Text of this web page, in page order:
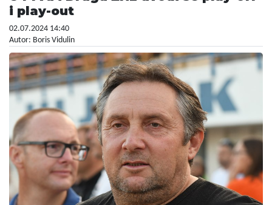
i play-out
02.07.2024 14:40
Autor: Boris Vidulin